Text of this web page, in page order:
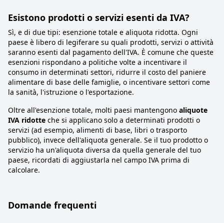
Esistono prodotti o servizi esenti da IVA?
Sì, e di due tipi: esenzione totale e aliquota ridotta. Ogni
paese è libero di legiferare su quali prodotti, servizi o attività
saranno esenti dal pagamento dell'IVA. È comune che queste
esenzioni rispondano a politiche volte a incentivare il
consumo in determinati settori, ridurre il costo del paniere
alimentare di base delle famiglie, o incentivare settori come
la sanità, l'istruzione o l'esportazione.
Oltre all'esenzione totale, molti paesi mantengono aliquote
IVA ridotte che si applicano solo a determinati prodotti o
servizi (ad esempio, alimenti di base, libri o trasporto
pubblico), invece dell'aliquota generale. Se il tuo prodotto o
servizio ha un'aliquota diversa da quella generale del tuo
paese, ricordati di aggiustarla nel campo IVA prima di
calcolare.
Domande frequenti